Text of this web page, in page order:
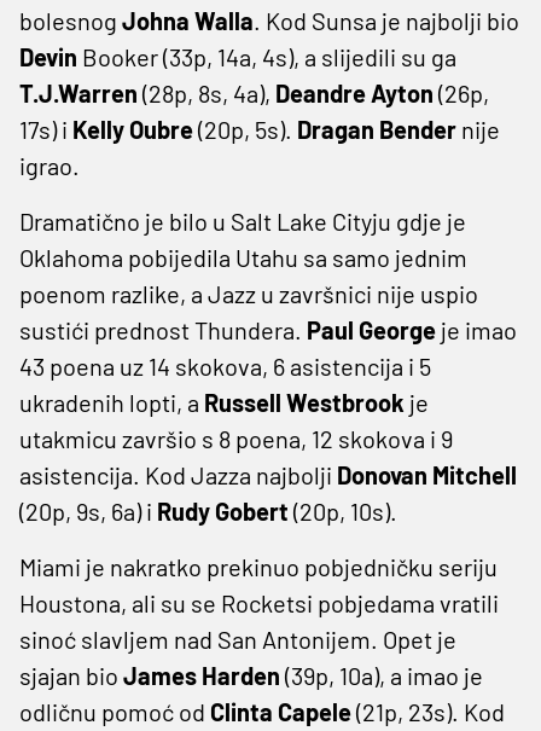
bolesnog Johna Walla. Kod Sunsa je najbolji bio
Devin Booker (33p, 14a, 4s), a slijedili su ga
T.J.Warren (28p, 8s, 4a), Deandre Ayton (26p,
17s) i Kelly Oubre(20p, 5s). Dragan Bender nije
igrao.
Dramatično je bilo u Salt Lake Cityju gdje je
Oklahoma pobijedila Utahu sa samo jednim
poenom razlike, a Jazz u završnici nije uspio
sustići prednost Thundera. Paul George je imao
43 poena uz 14 skokova, 6 asistencija i 5
ukradenih lopti, a Russell Westbrook je
utakmicu završio s 8 poena, 12 skokova i 9
asistencija. Kod Jazza najbolji Donovan Mitchell
(20p, 9s, 6a) i Rudy Gobert (20p, 10s).
Miami je nakratko prekinuo pobjedničku seriju
Houstona, ali su se Rocketsi pobjedama vratili
sinoć slavljem nad San Antonijem. Opet je
sjajan bio James Harden (39p, 10a), a imao je
odličnu pomoć od Clinta Capele(21p, 23s). Kod